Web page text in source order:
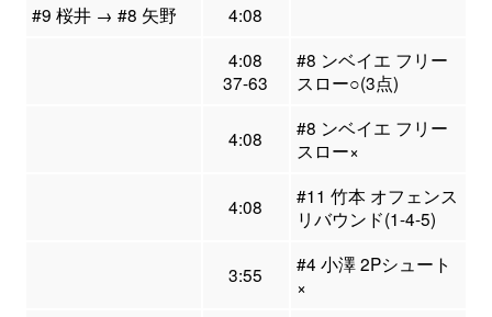
#9 桜井 → #8 矢野
4:08
4:08
37-63
#8 ンベイエ フリー
スロー○(3点)
4:08
#8 ンベイエ フリー
スロー×
4:08
#11 竹本 オフェンス
リバウンド(1-4-5)
3:55
#4 小澤 2Pシュート
×